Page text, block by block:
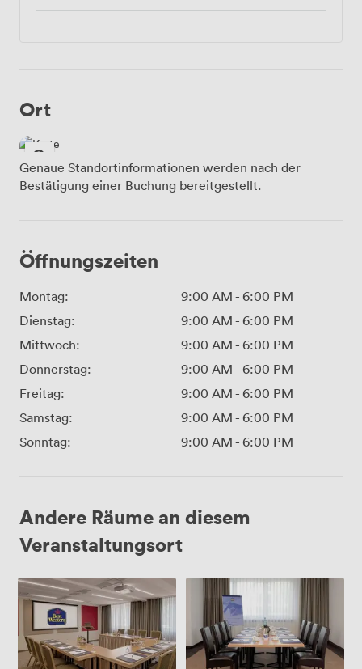
Ort
Genaue Standortinformationen werden nach der
Bestätigung einer Buchung bereitgestellt.
Öffnungszeiten
Montag: 9:00 AM - 6:00 PM
Dienstag:
9:00 AM - 6:00 PM
Mittwoch:
9:00 AM - 6:00 PM
Donnerstag:
9:00 AM - 6:00 PM
Freitag:
9:00 AM - 6:00 PM
Samstag:
9:00 AM - 6:00 PM
Sonntag:
9:00 AM - 6:00 PM
Andere Räume an diesem
Veranstaltungsort
Conference
1
Conference